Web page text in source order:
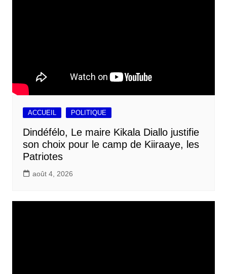
ACCUEIL POLITIQUE
Dindéfélo, Le maire Kikala Diallo justifie
son choix pour le camp de Kiiraaye, les
Patriotes
août 4, 2026